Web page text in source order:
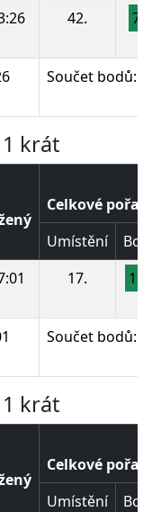
42. 76
Součet bodů:
krát
Celkové pořadí
Umístění
17. 134
Součet bodů:
krát
Celkové pořadí
Umístění